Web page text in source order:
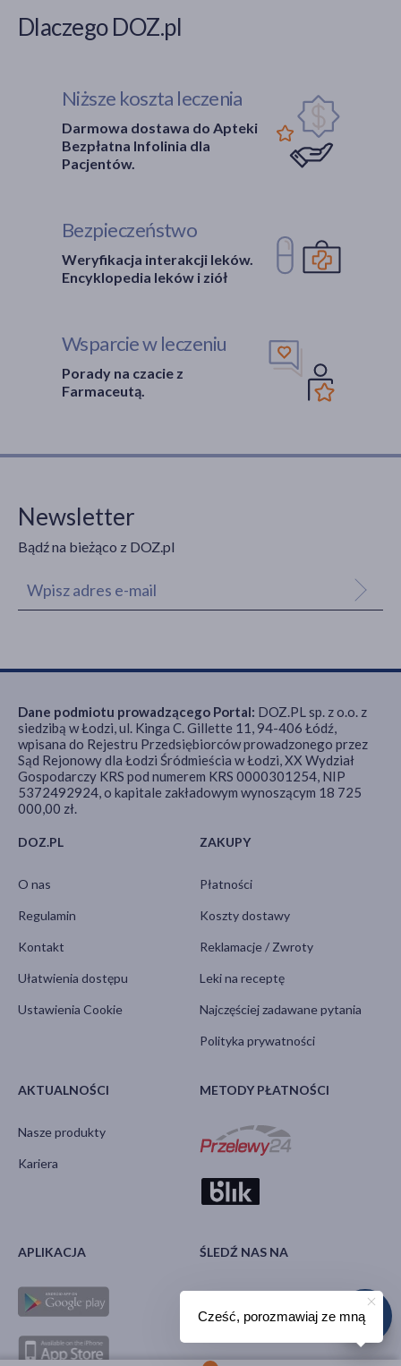
Dlaczego DOZ.pl
Niższe koszta leczenia
Darmowa dostawa do Apteki
Bezpłatna Infolinia dla
Pacjentów.
Bezpieczeństwo
Weryfikacja interakcji leków.
Encyklopedia leków i ziół
Wsparcie w leczeniu
Porady na czacie z
Farmaceutą.
Newsletter
Bądź na bieżąco z DOZ.pl
DOZ.PL
O nas
Regulamin
Kontakt
Ułatwienia dostępu
Ustawienia Cookie
ZAKUPY
Płatności
Koszty dostawy
Reklamacje / Zwroty
Leki na receptę
Najczęściej zadawane pytania
Polityka prywatności
AKTUALNOŚCI
Nasze produkty
Kariera
METODY PŁATNOŚCI
APLIKACJA ŚLEDŹ NAS NA
Dane podmiotu prowadzącego Portal: DOZ.PL sp. z o.o. z
siedzibą w Łodzi, ul. Kinga C. Gillette 11, 94-406 Łódź,
wpisana do Rejestru Przedsiębiorców prowadzonego przez
Sąd Rejonowy dla Łodzi Śródmieścia w Łodzi, XX Wydział
Gospodarczy KRS pod numerem KRS 0000301254, NIP
5372492924, o kapitale zakładowym wynoszącym 18 725
000,00 zł.
Cześć, porozmawiaj ze mną